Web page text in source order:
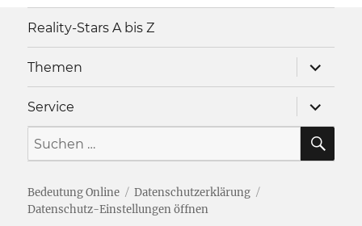
Reality-Stars A bis Z
Themen
anzeigen
Service
anzeigen
Suche
nach:
Bedeutung Online
Datenschutzerklärung
Datenschutz-Einstellungen öffnen